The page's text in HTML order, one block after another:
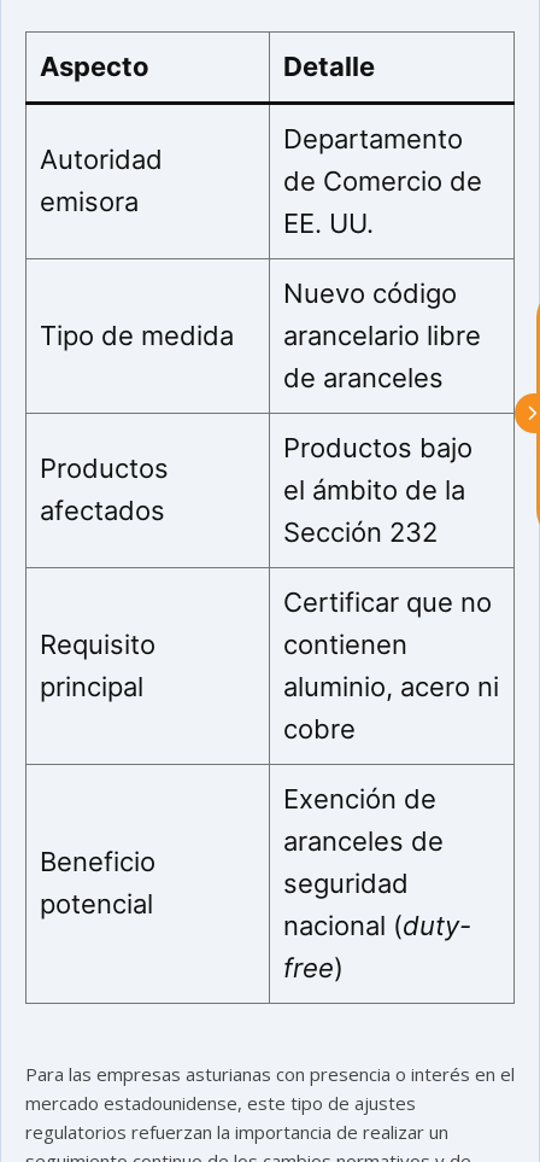
Aspecto Detalle
Autoridad
emisora
Departamento
de Comercio de
EE. UU.
Tipo de medida
Nuevo código
arancelario libre
de aranceles
Productos
afectados
Productos bajo
el ámbito de la
Sección 232
Requisito
principal
Certificar que no
contienen
aluminio, acero ni
cobre
Beneficio
potencial
Exención de
aranceles de
seguridad
nacional (duty-
free)
Para las empresas asturianas con presencia o interés en el
mercado estadounidense, este tipo de ajustes
regulatorios refuerzan la importancia de realizar un
astu
exportar importa
Estoy aquí para
tu empresa e informarte sobre los
Al continuar con la Conversación,
aceptas nuestra
¿En que te puedo ayudar hoy?